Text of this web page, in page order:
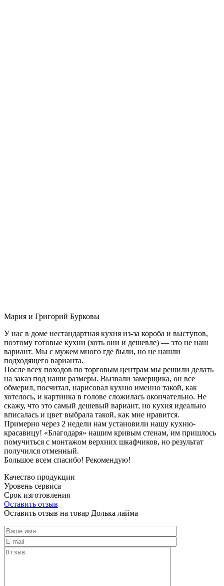
Мария и Григорий Бурковы
У нас в доме нестандартная кухня из-за короба и выступов,
поэтому готовые кухни (хоть они и дешевле) — это не наш
вариант. Мы с мужем много где были, но не нашли
подходящего варианта.
После всех походов по торговым центрам мы решили делать
на заказ под наши размеры. Вызвали замерщика, он все
обмерил, посчитал, нарисовал кухню именно такой, как
хотелось, и картинка в голове сложилась окончательно. Не
скажу, что это самый дешевый вариант, но кухня идеально
вписалась и цвет выбрала такой, как мне нравится.
Примерно через 2 недели нам установили нашу кухню-
красавицу! «Благодаря» нашим кривым стенам, им пришлось
помучиться с монтажом верхних шкафчиков, но результат
получился отменный.
Большое всем спасибо! Рекомендую!
Качество продукции
Уровень сервиса
Срок изготовления
Оставить отзыв
Оставить отзыв на товар Долька лайма